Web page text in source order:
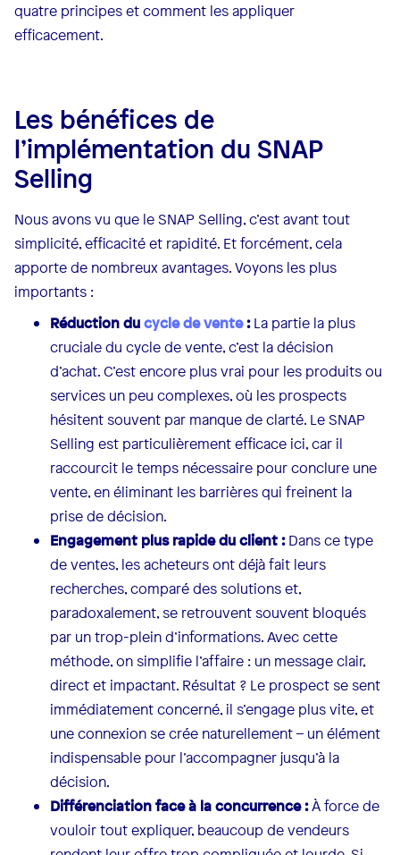
quatre principes et comment les appliquer
efficacement.
Les bénéfices de
l’implémentation du SNAP
Selling
Nous avons vu que le SNAP Selling, c’est avant tout
simplicité, efficacité et rapidité. Et forcément, cela
apporte de nombreux avantages. Voyons les plus
importants :
Réduction ducycle de vente:La partie la plus
cruciale du cycle de vente, c’est la décision
d’achat. C’est encore plus vrai pour les produits ou
services un peu complexes, où les prospects
hésitent souvent par manque de clarté. Le SNAP
Selling est particulièrement efficace ici, car il
raccourcit le temps nécessaire pour conclure une
vente, en éliminant les barrières qui freinent la
prise de décision.
Engagement plus rapide du client :Dans ce type
de ventes, les acheteurs ont déjà fait leurs
recherches, comparé des solutions et,
paradoxalement, se retrouvent souvent bloqués
par un trop-plein d’informations. Avec cette
méthode, on simplifie l’affaire : un message clair,
direct et impactant. Résultat ? Le prospect se sent
immédiatement concerné, il s’engage plus vite, et
une connexion se crée naturellement – un élément
indispensable pour l’accompagner jusqu’à la
décision.
Différenciation face à la concurrence :À force de
vouloir tout expliquer, beaucoup de vendeurs